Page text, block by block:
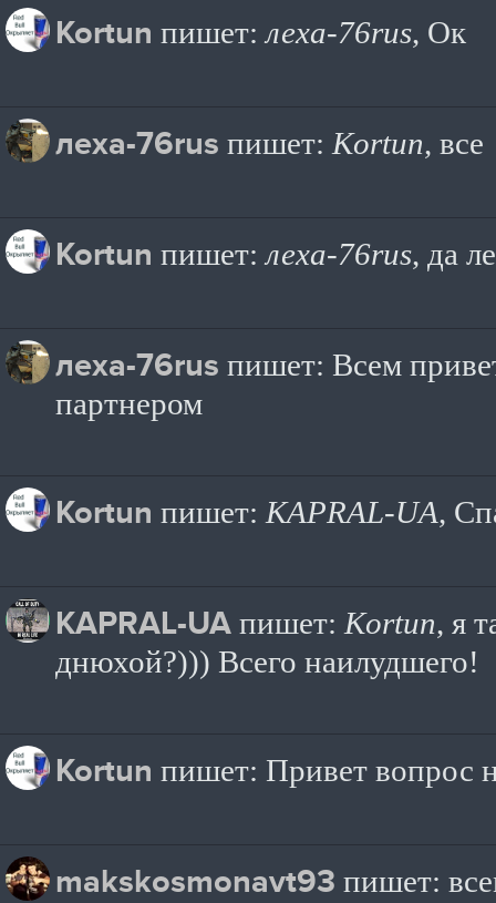
Kortun пишет:леха-76rus, Ок
леха-76rus пишет: Kortun, все
Kortun пишет:леха-76rus, да
леха-76rus пишет: Всем
партнером
Kortun пишет: KAPRAL-UA,
KAPRAL-UA пишет: Kortun, я
днюхой?))) Всего наилудшего!
Kortun пишет: Привет вопрос
makskosmonavt93 пишет: